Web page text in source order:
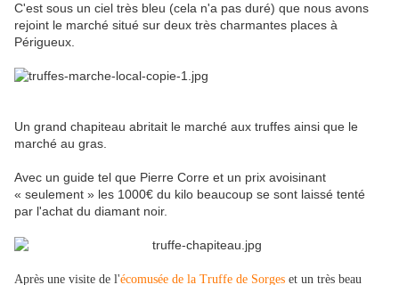
C'est sous un ciel très bleu (cela n'a pas duré) que nous avons
rejoint le marché situé sur deux très charmantes places à
Périgueux.
Un grand chapiteau abritait le marché aux truffes ainsi que le
marché au gras.
Avec un guide tel que Pierre Corre et un prix avoisinant
« seulement » les 1000€ du kilo beaucoup se sont laissé tenté
par l'achat du diamant noir.
Après une visite de l'écomusée de la Truffe de Sorges et un très beau